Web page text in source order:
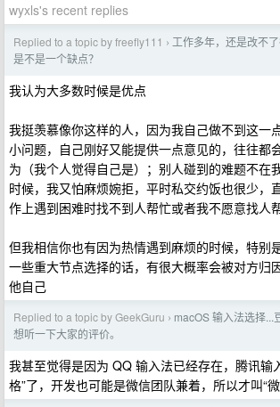
wyxls's recent replies
Replied to a topic by freefly111 › 工作多年，还是改不
是不是一个缺点？
我认为大多数时候是优点
我挺羡慕像你这样的人，因为我自己做不到这一
小问题，自己刚好又能提供一点意见的，往往都
为（我个人觉得自己是）；别人碰到的难题不在
时候，我又怕麻烦婉拒，平时私交约饭也很少，
作上遇到困难时找不到人帮忙或者我不愿意找人
但我相信你也有因为热情遇到麻烦的时候，特别
一些重大节点选择的话，有很大概率会被对方归
他自己
Replied to a topic by GeekGuru › macOS 输入法选择...
想听一下大家的评价。
我甚至觉得是因为 QQ 输入法已经存在，腾讯输
格”了，开发也可能是微信团队兼着，所以才叫“